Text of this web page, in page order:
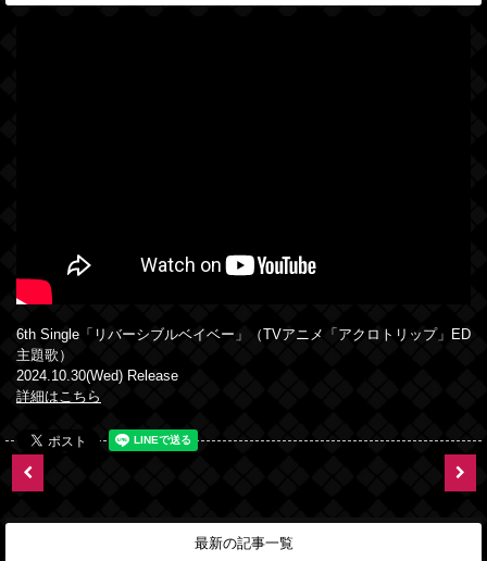
6th Single「リバーシブルベイベー」（TVアニメ「アクロトリップ」ED
主題歌）
2024.10.30(Wed) Release
詳細はこちら
最新の記事一覧